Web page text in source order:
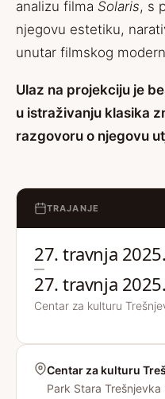
analizu filma Solaris, s
njegovu estetiku,
unutar filmskog
Ulaz na projekciju je
u istraživanju klasika
razgovoru o njegovu
TRAJANJE
27. travnja 2025.
—
27. travnja 2025.
Centar za kulturu
Centar za kulturu
Park Stara Trešnjevka